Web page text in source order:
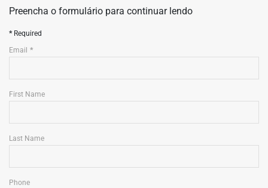
Preencha o formulário para continuar lendo
Required
Email
First Name
Last Name
Phone